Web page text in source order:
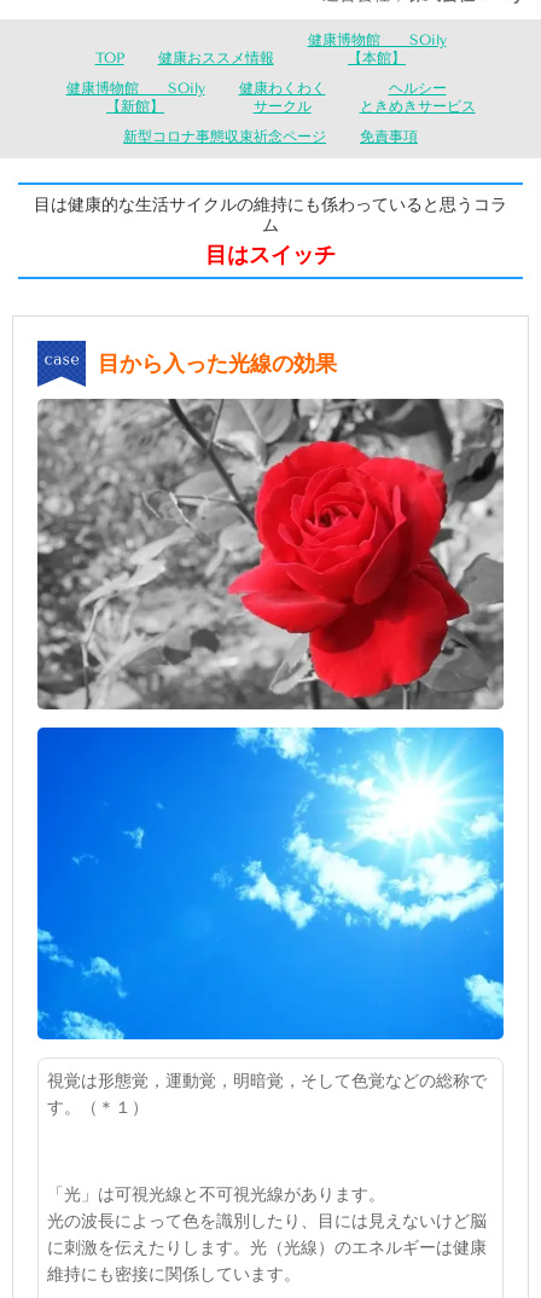
TOP 健康おススメ情報
健康博物館 SOily
【本館】
健康博物館 SOily
【新館】
健康わくわく
サークル
ヘルシー
ときめきサービス
新型コロナ事態収束祈念ページ
免責事項
目は健康的な生活サイクルの維持にも係わっていると思うコラ
ム
目はスイッチ
目から入った光線の効果
視覚は形態覚，運動覚，明暗覚，そして色覚などの総称で
す。
（＊１）
「光」は可視光線と不可視光線があります。
光の波長によって色を識別したり、目には見えないけど脳
に刺激を伝えたりします。光（光線）のエネルギーは健康
維持にも密接に関係しています。